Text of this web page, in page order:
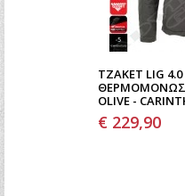
ΤΖΆΚΕΤ LIG
ΘΕΡΜΟΜΌΝΩΣΗ
OLIVE -
€ 229,90